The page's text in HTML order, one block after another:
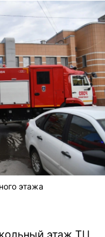
этажа
этаж ТЦ